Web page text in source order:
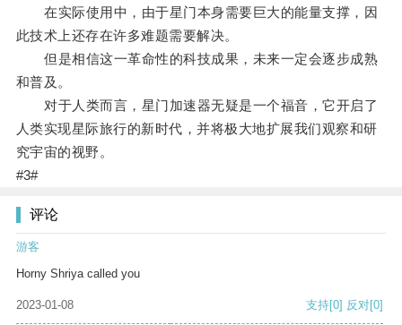
在实际使用中，由于星门本身需要巨大的能量支撑，因
此技术上还存在许多难题需要解决。
但是相信这一革命性的科技成果，未来一定会逐步成熟
和普及。
对于人类而言，星门加速器无疑是一个福音，它开启了
人类实现星际旅行的新时代，并将极大地扩展我们观察和研
究宇宙的视野。
#3#
评论
游客
Horny Shriya called you
2023-01-08 支持[0] 反对[0]